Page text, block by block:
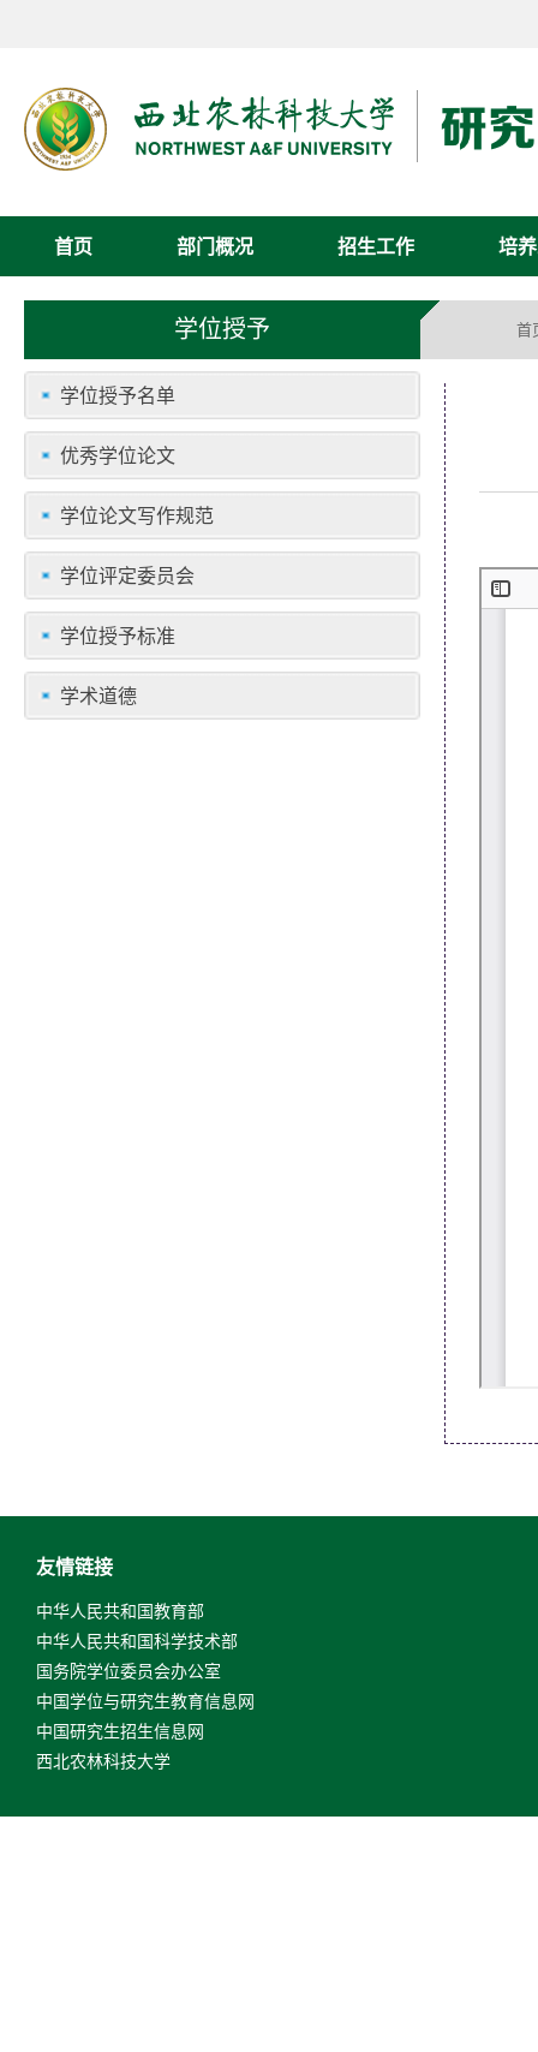
首页 部门概况 招生工作 培
学位授予 首
学位授予名单
优秀学位论文
学位论文写作规范
学位评定委员会
学位授予标准
学术道德
友情链接
中华人民共和国教育部
中华人民共和国科学技术部
国务院学位委员会办公室
中国学位与研究生教育信息网
中国研究生招生信息网
西北农林科技大学